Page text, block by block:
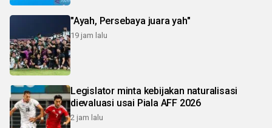
"Ayah, Persebaya juara yah"
19 jam lalu
Legislator minta kebijakan naturalisasi
dievaluasi usai Piala AFF 2026
2 jam lalu